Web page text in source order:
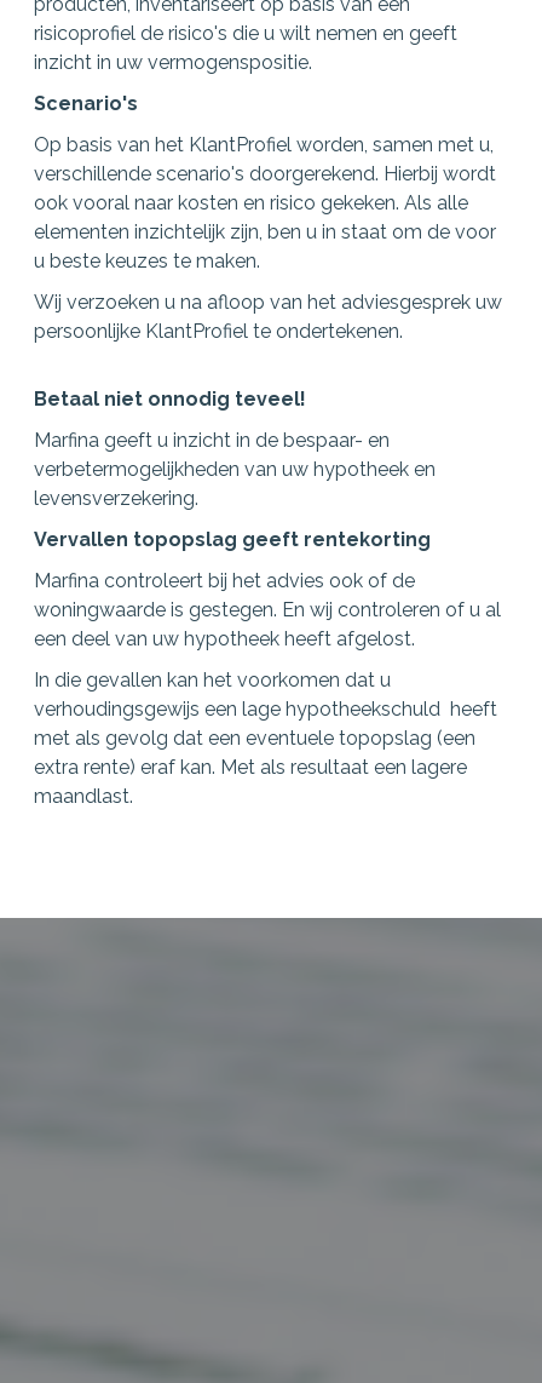
risicoprofiel de risico's die u wilt nemen en geeft
inzicht in uw vermogenspositie.
Scenario's
Op basis van het KlantProfiel worden, samen met u,
verschillende scenario's doorgerekend. Hierbij wordt
ook vooral naar kosten en risico gekeken. Als alle
elementen inzichtelijk zijn, ben u in staat om de voor
u beste keuzes te maken.
Wij verzoeken u na afloop van het adviesgesprek uw
persoonlijke KlantProfiel te ondertekenen.
Betaal niet onnodig teveel!
Marfina geeft u inzicht in de bespaar- en
verbetermogelijkheden van uw hypotheek en
levensverzekering.
Vervallen topopslag geeft rentekorting
Marfina controleert bij het advies ook of de
woningwaarde is gestegen. En wij controleren of u al
een deel van uw hypotheek heeft afgelost.
In die gevallen kan het voorkomen dat u
verhoudingsgewijs een lage hypotheekschuld heeft
met als gevolg dat een eventuele topopslag (een
extra rente) eraf kan. Met als resultaat een lagere
maandlast.